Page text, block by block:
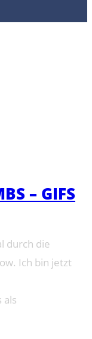
– GIFS
durch die
Ich bin jetzt
als